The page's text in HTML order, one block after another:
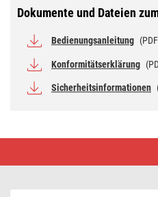
Dokumente und Dateien
Bedienungsanleitung
Konformitätserklärung
Sicherheitsinformationen
TORI,